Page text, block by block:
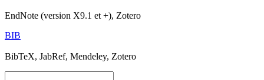
EndNote (version X9.1 et +), Zotero
BIB
BibTeX, JabRef, Mendeley, Zotero